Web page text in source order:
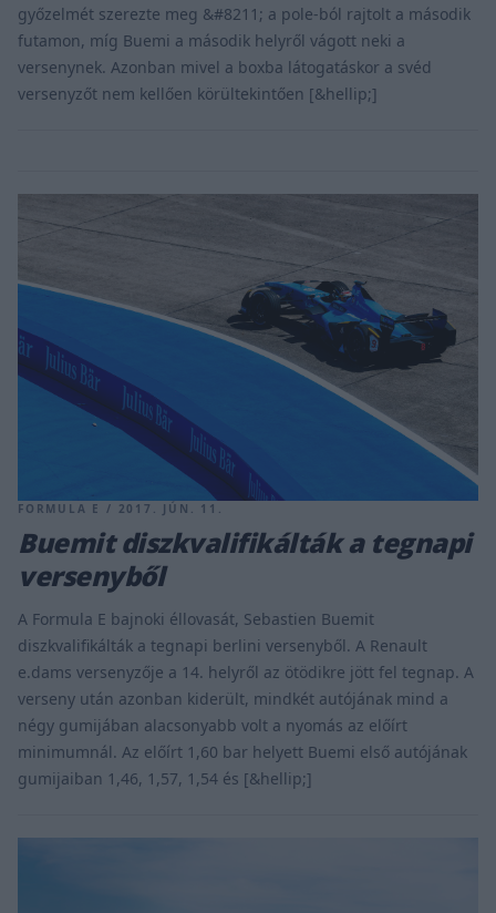
győzelmét szerezte meg &#8211; a pole-ból rajtolt a második
futamon, míg Buemi a második helyről vágott neki a
versenynek. Azonban mivel a boxba látogatáskor a svéd
versenyzőt nem kellően körültekintően [&hellip;]
FORMULA E / 2017. JÚN. 11.
Buemit diszkvalifikálták a tegnapi
versenyből
A Formula E bajnoki éllovasát, Sebastien Buemit
diszkvalifikálták a tegnapi berlini versenyből. A Renault
e.dams versenyzője a 14. helyről az ötödikre jött fel tegnap. A
verseny után azonban kiderült, mindkét autójának mind a
négy gumijában alacsonyabb volt a nyomás az előírt
minimumnál. Az előírt 1,60 bar helyett Buemi első autójának
gumijaiban 1,46, 1,57, 1,54 és [&hellip;]